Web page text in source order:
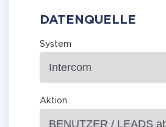
DATENQUELLE
System
Aktion